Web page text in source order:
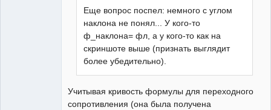
Еще вопрос поспел: немного с углом
наклона не понял... У кого-то
ф_наклона= фл, а у кого-то как на
скриншоте выше (признать выглядит
более убедительно).
Учитывая кривость формулы для переходного
сопротивления (она была получена